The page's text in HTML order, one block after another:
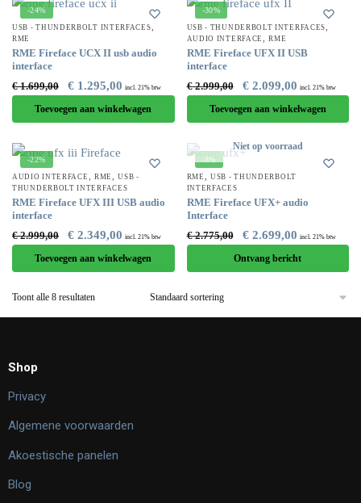
-24%
USB - THUNDERBOLT INTERFACES
RME
RME Fireface UCX II usb audio
interface
€1.699,00 € 1.295,00 incl. 21% btw
Toevoegen aan winkelwagen
-30%
USB - THUNDERBOLT INTERFACES
AUDIO INTERFACE ,RME
RME Fireface UFX II USB
interface
€2.999,00 €2.099,00 incl. 21% btw
Toevoegen aan winkelwagen
-22%
AUDIO INTERFACE RME ,USB -
THUNDERBOLT INTERFACES
RME Fireface UFX III USB audio
interface
€2.999,00 € 2.349,00 incl. 21% btw
Toevoegen aan winkelwagen
-3%
Niet op voorraad
RME ,USB - THUNDERBOLT
INTERFACES
RME Fireface UFX+ audio
Interface
€2.775,00 €2.699,00 incl. 21% btw
Ontvang bericht
Toont alle 8 resultaten
Shop
Privacy
Algemene voorwaarden
Akoestische panelen
Blog